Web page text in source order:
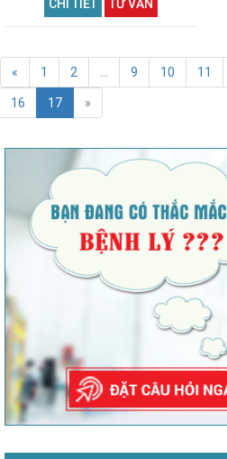
CHI TIẾT
TƯ VẤN
« 1 2 9 10 11
16 17 »